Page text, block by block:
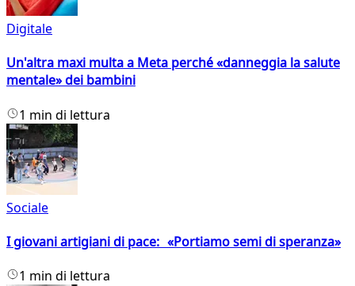
Digitale
Un'altra maxi multa a Meta perché «danneggia la salute
mentale» dei bambini
1 min di lettura
Sociale
I giovani artigiani di pace: «Portiamo semi di speranza»
1 min di lettura